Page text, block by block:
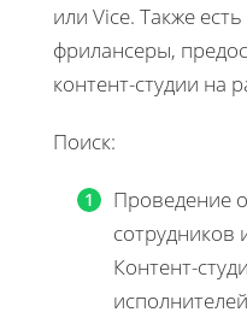
или Vice. Также
фрилансеры,
контент-студии на
Поиск:
Проведение
сотрудников
Контент-